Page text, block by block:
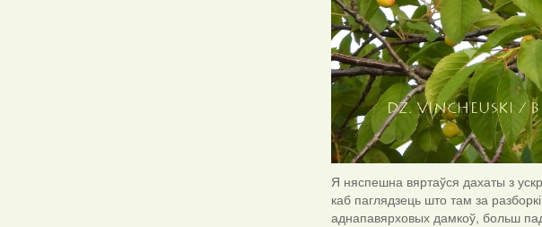
Я няспешна вяртаўся дахаты з
каб паглядзець што там за
аднапавярховых дамкоў, больш